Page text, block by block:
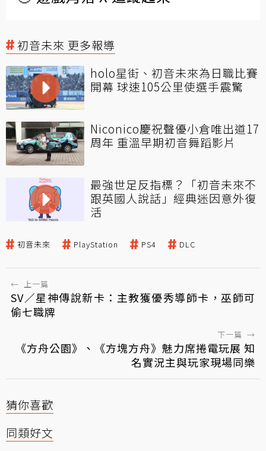
初音未來 更多報導
holo星街、初音未來為日職比賽
開幕 球速105公里使選手震驚
Niconico慶祝聲優小倉唯出道17
周年 重溫早期初音舞蹈影片
最強世足反指標？「初音未來不
跟英國人說話」經典迷因意外復
活
初音未來 PlayStation PS4 DLC
← 上一篇
SV／星神傳說新卡：主教獲優秀導師卡，巫師可
偷七職牌
下一篇 →
《方舟公園》、《方塊方舟》魅力席捲電玩展 知
名實況主與玩家現場同樂
猜你喜歡
同類好文